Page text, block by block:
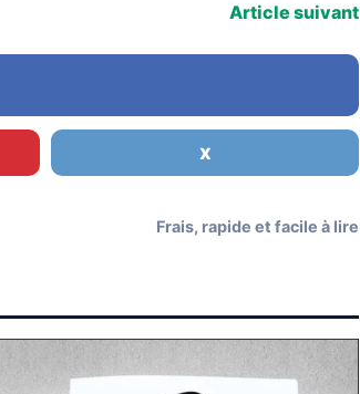
Article suivant
X
Frais, rapide et facile à lire